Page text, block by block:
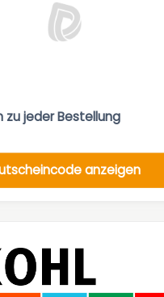
zu jeder Bestellung
anzeigen